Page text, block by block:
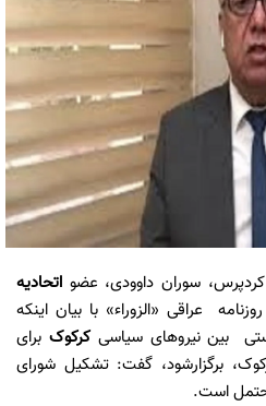
سوران داوودی، عضو اتحادیه
عراقی «الزوراء» با بیان اینکه
بین نیروهای سیاسیکرکوک برای
برگزارشود، گفت: تشکیل شورای
است.